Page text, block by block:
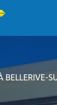
BELLERIVE-